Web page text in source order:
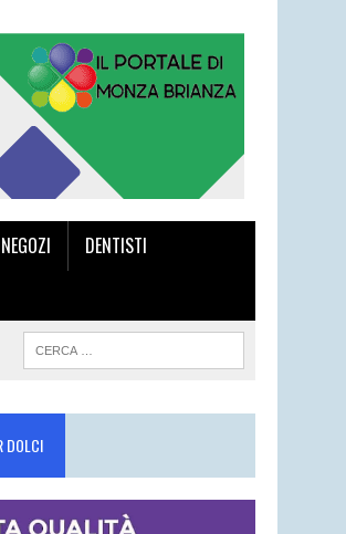
NEGOZI
DENTISTI
DOLCI